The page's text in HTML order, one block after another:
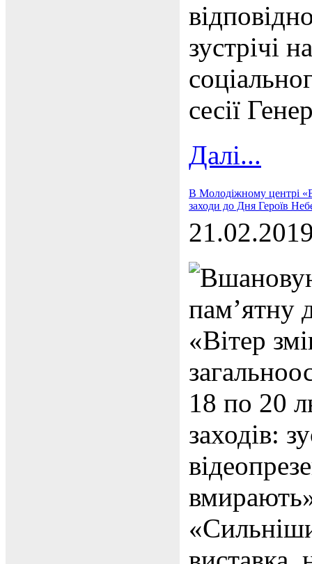
зустрічі
сесії
Далі...
В Молодіжному центрі
заходи до Дня Героїв
пам’ятну
«Вітер
18 по 20
заходів: